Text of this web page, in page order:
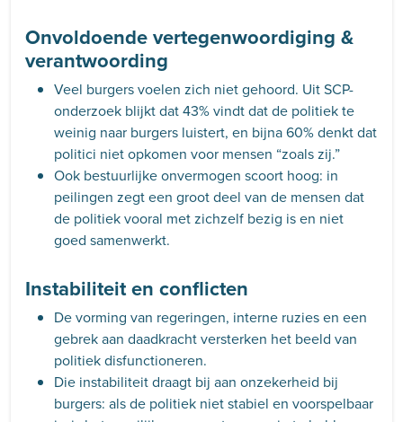
Onvoldoende vertegenwoordiging &
verantwoording
Veel burgers voelen zich niet gehoord. Uit SCP-
onderzoek blijkt dat 43% vindt dat de politiek te
weinig naar burgers luistert, en bijna 60% denkt dat
politici niet opkomen voor mensen “zoals zij.”
Ook bestuurlijke onvermogen scoort hoog: in
peilingen zegt een groot deel van de mensen dat
de politiek vooral met zichzelf bezig is en niet
goed samenwerkt.
Instabiliteit en conflicten
De vorming van regeringen, interne ruzies en een
gebrek aan daadkracht versterken het beeld van
politiek disfunctioneren.
Die instabiliteit draagt bij aan onzekerheid bij
burgers: als de politiek niet stabiel en voorspelbaar